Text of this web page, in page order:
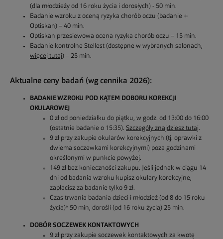
(dla młodzieży od 16 roku życia i dorosłych) - 50 min.
Badanie wzroku z oceną ryzyka chorób oczu (badanie +
Optiskan) – 40 min.
Optiskan przesiewowa ocena ryzyka chorób oczu – 15 min.
Badanie kontrolne Stellest (dostępne w wybranych salonach,
więcej tutaj) – 25 min.
Aktualne ceny badań (wg cennika 2026):
BADANIE WZROKU POD KĄTEM DOBORU KOREKCJI
OKULAROWEJ
0 zł od poniedziałku do piątku, w godz. od 13:00 do 16:00
(ostatnie badanie o 15:35). Szczegóły znajdziesz tutaj.
9 zł przy zakupie okularów korekcyjnych (tj. oprawki z
dwiema soczewkami korekcyjnymi) poza godzinami
określonymi w punkcie powyżej.
149 zł bez konieczności zakupu. Jeśli jednak w ciągu 14
dni od badania wzroku kupisz okulary korekcyjne,
zapłacisz za badanie tylko 9 zł.
Czas trwania badania dzieci i młodzież (od 8 do 15 roku
życia)* 50 min, dorośli (od 16 roku życia) 25 min.
DOBÓR SOCZEWEK KONTAKTOWYCH
9 zł przy zakupie soczewek kontaktowych za kwotę